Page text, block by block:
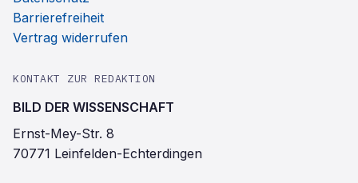
Barrierefreiheit
Vertrag widerrufen
KONTAKT ZUR REDAKTION
BILD DER WISSENSCHAFT
Ernst-Mey-Str. 8
70771 Leinfelden-Echterdingen